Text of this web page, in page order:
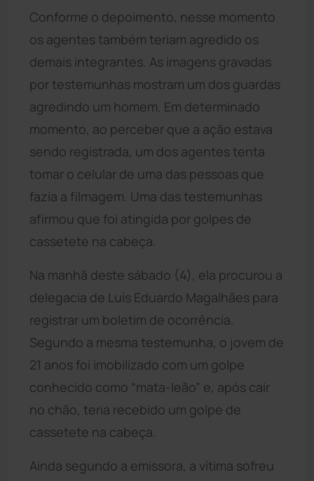
Conforme o depoimento, nesse momento
os agentes também teriam agredido os
demais integrantes. As imagens gravadas
por testemunhas mostram um dos guardas
agredindo um homem. Em determinado
momento, ao perceber que a ação estava
sendo registrada, um dos agentes tenta
tomar o celular de uma das pessoas que
fazia a filmagem. Uma das testemunhas
afirmou que foi atingida por golpes de
cassetete na cabeça.
Na manhã deste sábado (4), ela procurou a
delegacia de Luís Eduardo Magalhães para
registrar um boletim de ocorrência.
Segundo a mesma testemunha, o jovem de
21 anos foi imobilizado com um golpe
conhecido como “mata-leão” e, após cair
no chão, teria recebido um golpe de
cassetete na cabeça.
Ainda segundo a emissora, a vítima sofreu